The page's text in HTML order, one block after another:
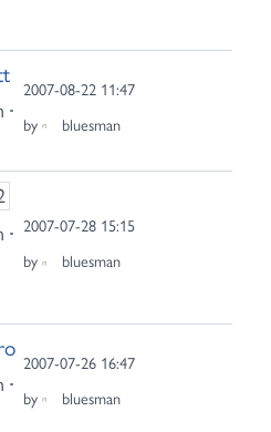
2007-08-22 11:47
by
bluesman
2007-07-28 15:15
by
bluesman
2007-07-26 16:47
by
bluesman